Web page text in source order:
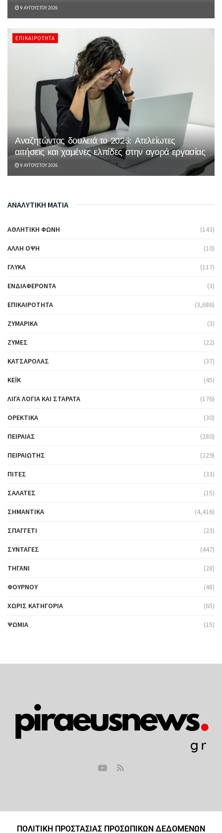
9 ΑΥΓΟΎΣΤΟΥ 2026
ΕΠΙΚΑΙΡΌΤΗΤΑ
Αναζητώντας δουλειά το 2025: Ατελείωτες
αιτήσεις και χαμένες ελπίδες στην αγορά εργασίας
9 ΑΥΓΟΎΣΤΟΥ 2026
ΑΝΑΛΥΤΙΚΗ ΜΑΤΙΑ
ΑΘΛΗΤΙΚΉ ΦΩΝΉ (143)
ΆΛΛΗ ΌΨΗ (10)
ΓΛΥΚΆ (117)
ΕΝΔΙΑΦΈΡΟΝΤΑ (3)
ΕΠΙΚΑΙΡΌΤΗΤΑ (3,686)
ΖΥΜΑΡΙΚΆ (3)
ΖΎΜΕΣ (22)
ΚΑΤΣΑΡΌΛΑΣ (37)
ΚΈΙΚ (45)
ΛΊΓΑ ΛΌΓΙΑ ΚΑΙ ΣΤΑΡΆΤΑ (176)
ΟΡΕΚΤΙΚΆ (30)
ΠΕΙΡΑΙΆΣ (280)
ΠΕΙΡΑΙΏΤΗΣ (229)
ΠΊΤΕΣ (33)
ΣΑΛΆΤΕΣ (15)
ΣΗΜΑΝΤΙΚΆ (4,416)
ΣΠΑΓΓΈΤΙ (23)
ΣΥΝΤΑΓΈΣ (447)
ΤΗΓΆΝΙ (28)
ΦΟΎΡΝΟΥ (48)
ΧΩΡΊΣ ΚΑΤΗΓΟΡΊΑ (65)
ΨΩΜΙΆ (15)
ΠΟΛΙΤΙΚΗ ΠΡΟΣΤΑΣΙΑΣ ΠΡΟΣΩΠΙΚΩΝ ΔΕΔΟΜΕΝΩΝ